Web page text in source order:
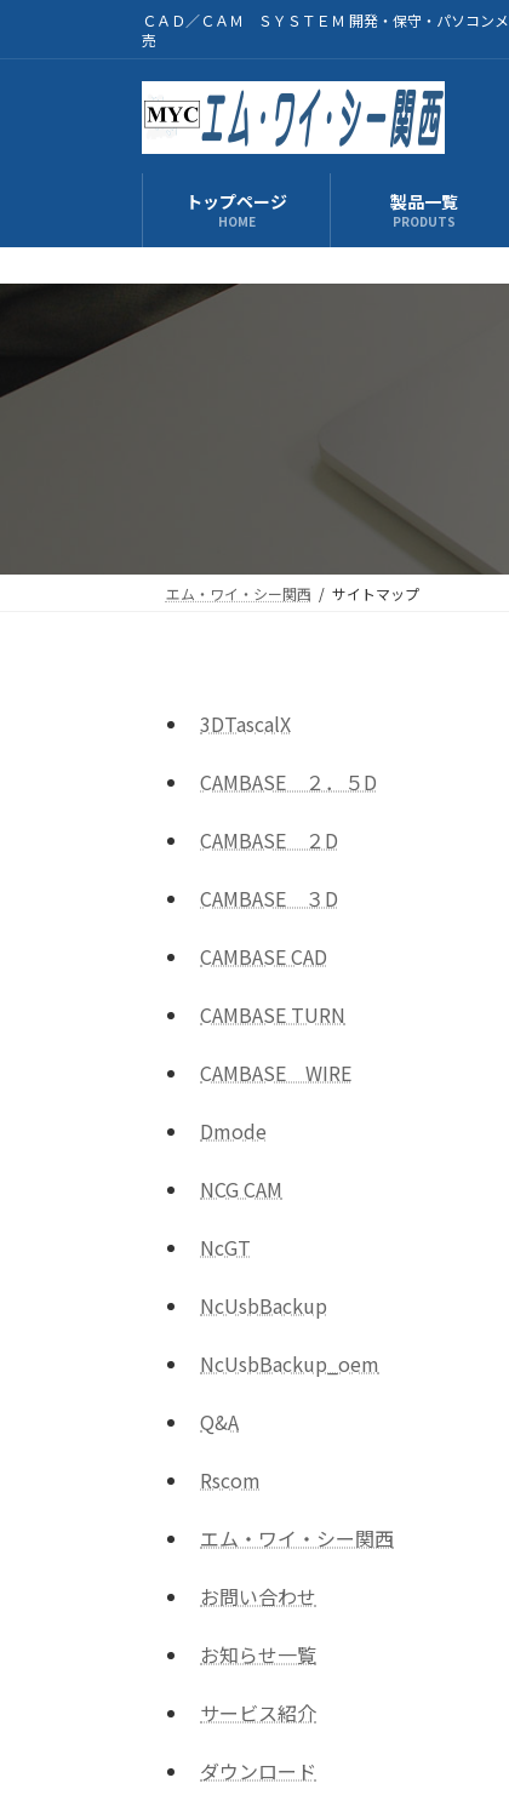
ッ
移
ＣＡＤ／ＣＡＭ ＳＹＳＴＥＭ 開発・保守・パソコン
売
トップページ
HOME
製品一覧
PRODUTS
エム・ワイ・シー関西 サイトマップ
3DTascalX
CAMBASE ２．５D
CAMBASE ２D
CAMBASE ３D
CAMBASE CAD
CAMBASE TURN
CAMBASE WIRE
Dmode
NCG CAM
NcGT
NcUsbBackup
NcUsbBackup_oem
Q&A
Rscom
エム・ワイ・シー関西
お問い合わせ
お知らせ一覧
サービス紹介
ダウンロード